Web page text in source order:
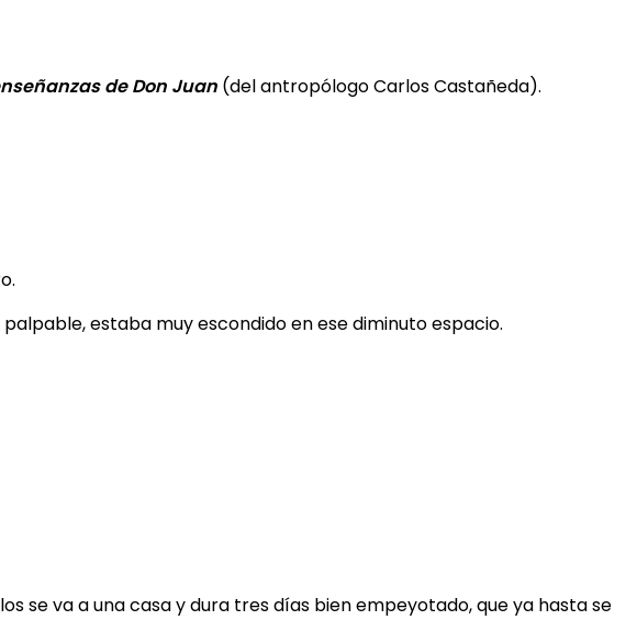
de Don Juan (del antropólogo Carlos Castañeda).
estaba muy escondido en ese diminuto espacio.
se va a una casa y dura tres días bien empeyotado, que ya hasta se